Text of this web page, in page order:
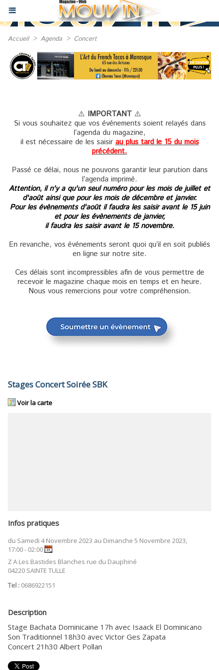
Accueil > Agenda > Concert
⚠️ IMPORTANT⚠️
Si vous souhaitez que vos événements soient relayés dans
l’agenda du magazine,
il est nécessaire de les saisir au plus tard le 15 du mois
précédent.
Passé ce délai, nous ne pouvons garantir leur parution dans
l’agenda imprimé.
Attention, il n'y a qu'un seul numéro pour les mois de juillet et
d'août ainsi que pour les mois de décembre et janvier.
Pour les évènements d'août il faudra les saisir avant le 15 juin
et pour les évènements de janvier,
il faudra les saisir avant le 15 novembre.
En revanche, vos événements seront quoi qu’il en soit publiés
en ligne sur notre site.
Ces délais sont incompressibles afin de vous permettre de
recevoir le magazine chaque mois en temps et en heure.
Nous vous remercions pour votre compréhension.
Stages Concert Soirée SBK
Voir la carte
Infos pratiques
du Samedi 4 Novembre 2023 au Dimanche 5 Novembre 2023,
17:00 - 02:00
Z A Les Bastides Blanches rue du Dauphiné
04220 SAINTE TULLE
Tel : 0686922151
Description
Stage Bachata Dominicaine 17h avec Isaack El Dominicano
Son Traditionnel 18h30 avec Victor Ges Zapata
Concert 21h30 Albert Pollan